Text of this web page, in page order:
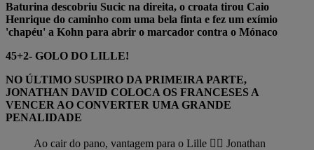
Baturina descobriu Sucic na direita, o croata tirou Caio
Henrique do caminho com uma bela finta e fez um exímio
'chapéu' a Kohn para abrir o marcador contra o Mónaco
45+2- GOLO DO LILLE!
NO ÚLTIMO SUSPIRO DA PRIMEIRA PARTE,
JONATHAN DAVID COLOCA OS FRANCESES A
VENCER AO CONVERTER UMA GRANDE
PENALIDADE
Ao cair do pano, vantagem para o Lille 😮‍💨 Jonathan